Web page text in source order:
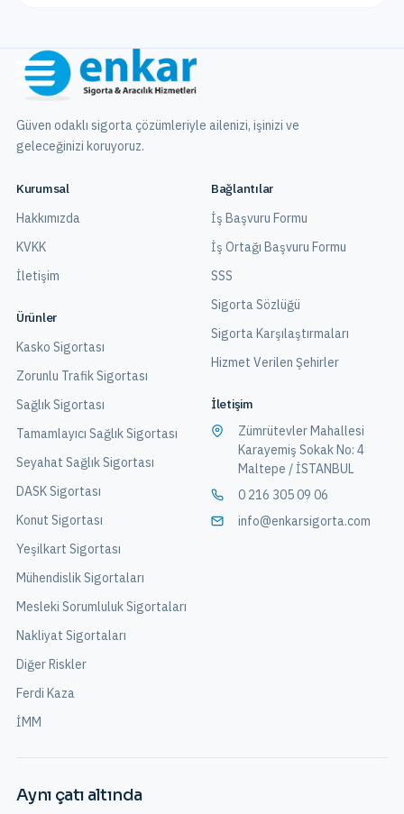
Güven odaklı sigorta çözümleriyle ailenizi, işinizi ve
geleceğinizi koruyoruz.
Kurumsal
Hakkımızda
KVKK
İletişim
Ürünler
Kasko Sigortası
Zorunlu Trafik Sigortası
Sağlık Sigortası
Tamamlayıcı Sağlık Sigortası
Seyahat Sağlık Sigortası
DASK Sigortası
Konut Sigortası
Yeşilkart Sigortası
Mühendislik Sigortaları
Mesleki Sorumluluk Sigortaları
Nakliyat Sigortaları
Diğer Riskler
Ferdi Kaza
İMM
Bağlantılar
İş Başvuru Formu
İş Ortağı Başvuru Formu
SSS
Sigorta Sözlüğü
Sigorta Karşılaştırmaları
Hizmet Verilen Şehirler
İletişim
Zümrütevler Mahallesi
Karayemiş Sokak No: 4
Maltepe / İSTANBUL
0 216 305 09 06
info@enkarsigorta.com
Aynı çatı altında